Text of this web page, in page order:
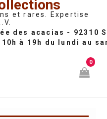
et rares. Expertise
0